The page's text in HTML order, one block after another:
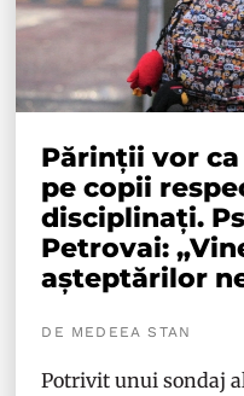
Părinții vor ca
pe copii
disciplinați.
Petrovai:
așteptărilor
DE MEDEEA STAN
Potrivit unui sondaj